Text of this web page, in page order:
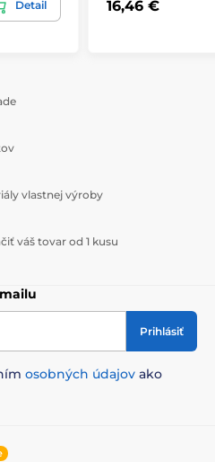
Detail 16,46 €
vlastnej výroby
váš tovar od 1 kusu
Prihlásiť
osobných údajov ako